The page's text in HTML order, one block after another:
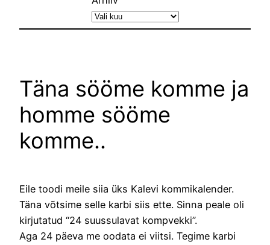
Täna sööme komme ja
homme sööme
komme..
Eile toodi meile siia üks Kalevi kommikalender.
Täna võtsime selle karbi siis ette. Sinna peale oli
kirjutatud “24 suussulavat kompvekki”.
Aga 24 päeva me oodata ei viitsi. Tegime karbi